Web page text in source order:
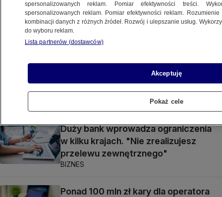
Duży bank w Polsce zmienia
właściciela. "Brak podstaw
do zgłoszenia sprzeciwu"
BIZNES
Banki komentują wielką awarię
Duży bank wprowadza ograniczenia
w kilku krajach. "Nie zrealizujesz
przelewu zewnętrznego"
BIZNES
Ponad 100 mln zł kary dla operatora
spersonalizowanych reklam. Pomiar efektywności treści.
spersonalizowanych reklam. Pomiar efektywności reklam.
kombinacji danych z różnych źródeł. Rozwój i ulepszanie usług.
do wyboru reklam.
Lista partnerów (dostawców)
Akceptuję
Pokaż cele